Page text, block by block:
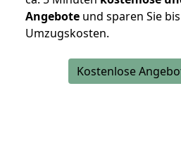
Angebote und sparen Sie
Umzugskosten.
Kostenlose